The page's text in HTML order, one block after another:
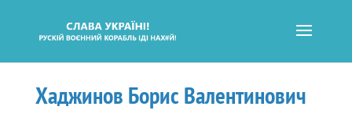
Хаджинов Борис Валентинович